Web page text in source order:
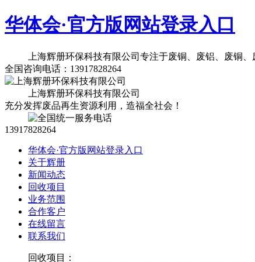
华体会·官方版网站登录入口
上海辉册环保科技有限公司专注于废铜、废铝、废铜、
全国咨询电话：13917828264
上海辉册环保科技有限公司
充分发挥废品再生资源利用，造福全社会！
13917828264
华体会·官方版网站登录入口
关于辉册
新闻动态
回收项目
业务范围
合作客户
在线留言
联系我们
回收项目：